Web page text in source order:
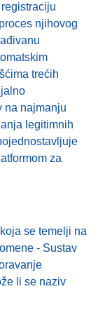
njihovog
trećih
na najmanju
legitimnih
za
se temelji na
- Sustav
li se naziv